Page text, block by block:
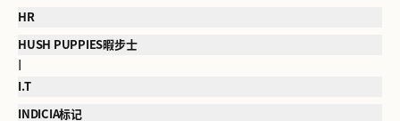
HR
HUSH PUPPIES暇步士
I
I.T
INDICIA标记